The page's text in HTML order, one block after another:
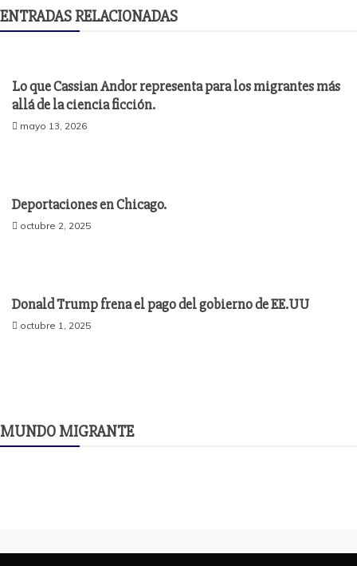
ENTRADAS RELACIONADAS
Lo que Cassian Andor representa para los migrantes más
allá de la ciencia ficción.
mayo 13, 2026
Deportaciones en Chicago.
octubre 2, 2025
Donald Trump frena el pago del gobierno de EE.UU
octubre 1, 2025
MUNDO MIGRANTE